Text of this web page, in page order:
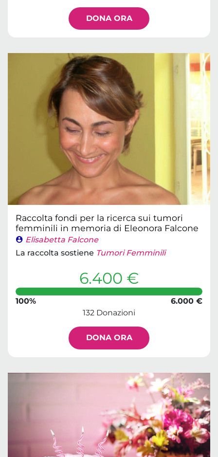
DONA ORA
Raccolta fondi per la ricerca sui tumori
femminili in memoria di Eleonora Falcone
Elisabetta Falcone
La raccolta sostiene Tumori Femminili
6.400 €
100%
6.000 €
132 Donazioni
DONA ORA